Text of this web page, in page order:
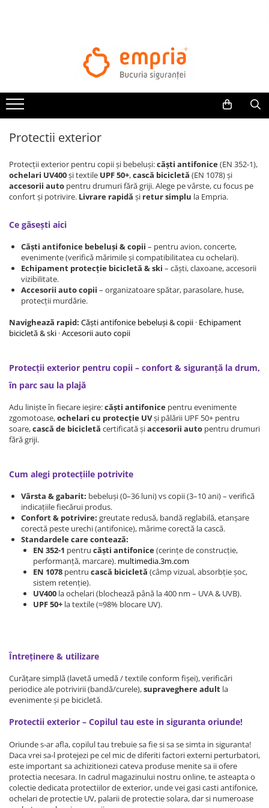
Bariere protectie pentru pat
Protectii mobilier
Protectie colturi mobila copii
Sigurante pentru sertare si usi
Sigurante geamuri si usi glisante
bebelusi
Protectii casa
Protectii utile
Poarta siguranta copii
Deflectoare pentru aer conditionat
Protectii exterior
bebelusi
Echipament protectie bicicleta si
Accesorii auto copii
Haine & accesorii plaja
Ochelari de soare
Palarii protectie UV
Accesorii plaja
Puericultura mare
Somnul bebelusului
Carucioare si scaune auto
Tarcuri copii / bebelusi
Scaune masa
Accesorii bebelusi / nou-nascuti
Perne si saltele bebelusi
Diversificare bebelusi
Maternitate
Jucarii copii si jocuri educative
Jucarii dentitie
Jocuri educative
Jucarii bebelusi
Protectii exterior
Protecții exterior pentru copii și bebeluși:căști antifonice(EN 352-1),
ochelari UV400și textile UPF 50+,cască bicicletă (EN 1078) și
accesorii auto pentru drumuri fără griji. Alege pe vârste, cu focus pe
confort și potrivire. Livrare rapidă și retur simplu la Empria.
Ce găsești aici
Căști antifonice bebeluși & copii – pentru avion, concerte,
evenimente (verifică mărimile și compatibilitatea cu ochelari).
Echipament protecție bicicletă & ski – căști, claxoane, accesorii
vizibilitate.
Accesorii auto copii – organizatoare spătar, parasolare, huse,
protecții murdărie.
Navighează rapid: Căști antifonice bebeluși & copii · Echipament
bicicletă & ski ·Accesorii auto copii
Protecții exterior pentru copii – confort & siguranță la drum,
în parc sau la plajă
Adu liniște în fiecare ieșire:căști antifonice pentru evenimente
zgomotoase,ochelari cu protecție UVși pălării UPF 50+ pentru
soare,cască de bicicletă certificată șiaccesorii auto pentru drumuri
fără griji.
Cum alegi protecțiile potrivite
Vârsta & gabarit: bebeluși (0–36 luni) vs copii (3–10 ani) – verifică
indicațiile fiecărui produs.
Confort & potrivire: greutate redusă, bandă reglabilă, etanșare
corectă peste urechi (antifonice), mărime corectă la cască.
Standardele care contează:
EN 352-1 pentru căști antifonice(cerințe de construcție,
performanță, marcare). multimedia.3m.com
EN 1078 pentru cască bicicletă (câmp vizual, absorbție șoc,
sistem retenție).
UV400 la ochelari (blochează până la 400 nm – UVA & UVB).
UPF 50+ la textile (≈98% blocare UV).
Întreținere & utilizare
Curățare simplă (lavetă umedă / textile conform fișei), verificări
periodice ale potrivirii (bandă/curele),supraveghere adult la
evenimente și pe bicicletă.
Protectii exterior – Copilul tau este in siguranta oriunde!
Oriunde s-ar afla, copilul tau trebuie sa fie si sa se simta in siguranta!
Daca vrei sa-l protejezi pe cel mic de diferiti factori externi perturbatori,
este important sa achizitionezi cateva produse menite sa ii ofere
protectia necesara. In cadrul magazinului nostru online, te asteapta o
colectie dedicata protectiilor de exterior, unde vei gasi casti antifonice,
ochelari de protectie UV, palarii de protectie solara, dar si numeroase